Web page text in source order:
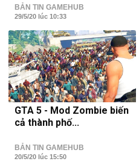
BẢN TIN GAMEHUB
29/5/20 lúc 10:33
GTA 5 - Mod Zombie biến
cả thành phố...
BẢN TIN GAMEHUB
20/5/20 lúc 15:50